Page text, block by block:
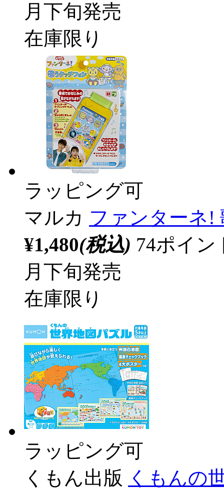
月下旬発売
在庫限り
ラッピング可
マルカ ファンターネ!
¥1,480(税込) 74ポイ
月下旬発売
在庫限り
ラッピング可
くもん出版 くもんの